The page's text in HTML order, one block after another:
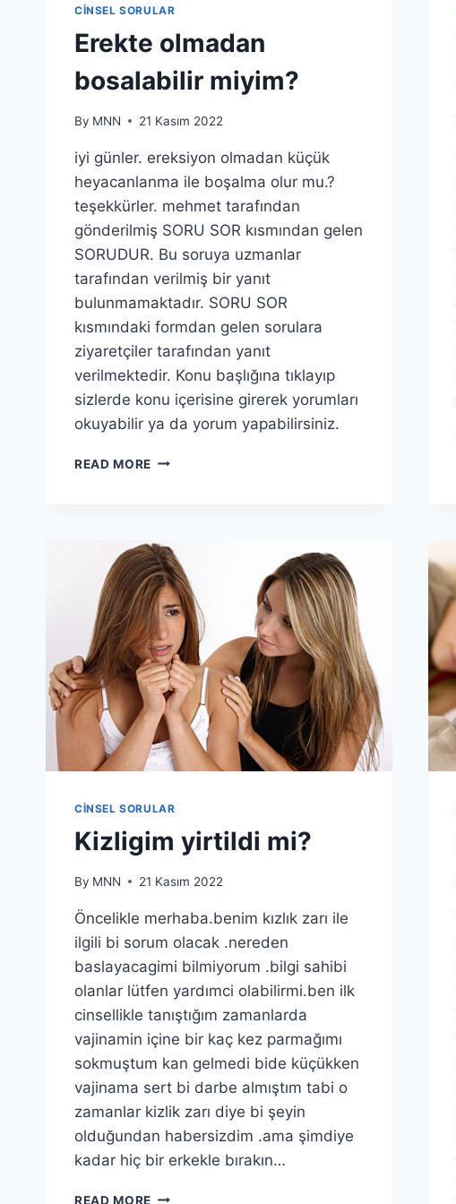
CINSEL SORULAR
Erekte olmadan
bosalabilir miyim?
By MNN 21 Kasım 2022
iyi günler. ereksiyon olmadan küçük
heyacanlanma ile boşalma olur mu.?
teşekkürler. mehmet tarafından
gönderilmiş SORU SOR kısmından gelen
SORUDUR. Bu soruya uzmanlar
tarafından verilmiş bir yanıt
bulunmamaktadır. SORU SOR
kısmındaki formdan gelen sorulara
ziyaretçiler tarafından yanıt
verilmektedir. Konu başlığına tıklayıp
sizlerde konu içerisine girerek yorumları
okuyabilir ya da yorum yapabilirsiniz.
READ MORE
CINSEL SORULAR
Kizligim yirtildi mi?
By MNN 21 Kasım 2022
Öncelikle merhaba.benim kızlık zarı ile
ilgili bi sorum olacak .nereden
baslayacagimi bilmiyorum .bilgi sahibi
olanlar lütfen yardımci olabilirmi.ben ilk
cinsellikle tanıştığım zamanlarda
vajinamin içine bir kaç kez parmağımı
sokmuştum kan gelmedi bide küçükken
vajinama sert bi darbe almıştım tabi o
zamanlar kizlik zarı diye bi şeyin
olduğundan habersizdim .ama şimdiye
kadar hiç bir erkekle bırakın…
READ MORE